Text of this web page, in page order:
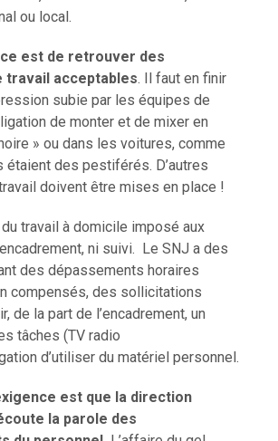
ou local.
est de retrouver des
travail acceptables. Il faut en finir
subie par les équipes de
de monter et de mixer en
» ou dans les voitures, comme
étaient des pestiférés. D’autres
doivent être mises en place !
travail à domicile imposé aux
ni suivi. Le SNJ a des
des dépassements horaires
compensés, des sollicitations
de la part de l’encadrement, un
tâches (TV radio
d’utiliser du matériel personnel.
est que la direction
la parole des